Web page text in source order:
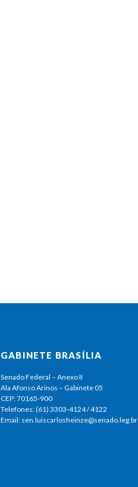
GABINETE BRASÍLIA
Senado Federal – Anexo II
Ala Afonso Arinos – Gabinete 05
CEP: 70165-900
Telefones: (61) 3303-4124 / 4122
Email: sen.luiscarlosheinze@senado.leg.br